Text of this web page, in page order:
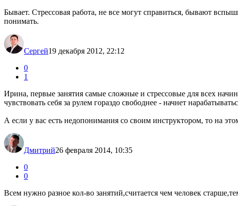
Бывает. Стрессовая работа, не все могут справиться, бывают
понимать.
Сергей19 декабря 2012, 22:12
0
1
Ирина, первые занятия самые сложные и стрессовые для всех
чувствовать себя за рулем гораздо свободнее - начнет
А если у вас есть недопонимания со своим инструктором, то на
Дмитрий26 февраля 2014, 10:35
0
0
Всем нужно разное кол-во занятий,считается чем человек